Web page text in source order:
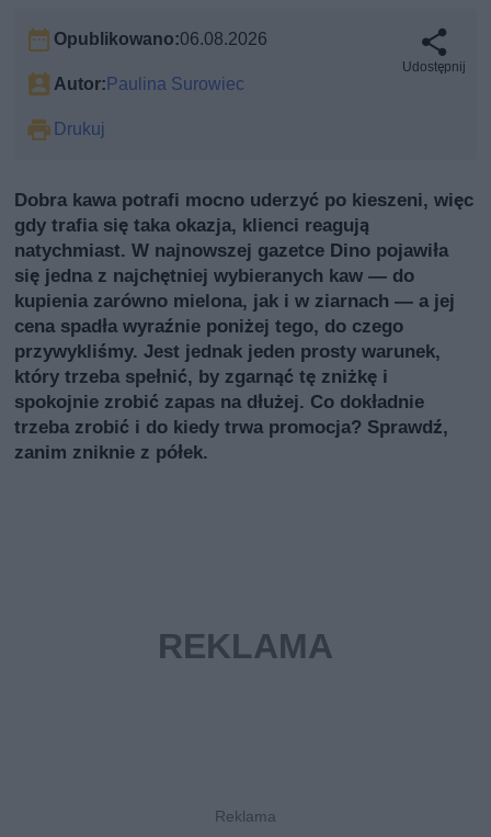
Opublikowano:06.08.2026
Autor: Paulina Surowiec
Drukuj
Udostępnij
Dobra kawa potrafi mocno uderzyć po kieszeni, więc
gdy trafia się taka okazja, klienci reagują
natychmiast. W najnowszej gazetce Dino pojawiła
się jedna z najchętniej wybieranych kaw — do
kupienia zarówno mielona, jak i w ziarnach — a jej
cena spadła wyraźnie poniżej tego, do czego
przywykliśmy. Jest jednak jeden prosty warunek,
który trzeba spełnić, by zgarnąć tę zniżkę i
spokojnie zrobić zapas na dłużej. Co dokładnie
trzeba zrobić i do kiedy trwa promocja? Sprawdź,
zanim zniknie z półek.